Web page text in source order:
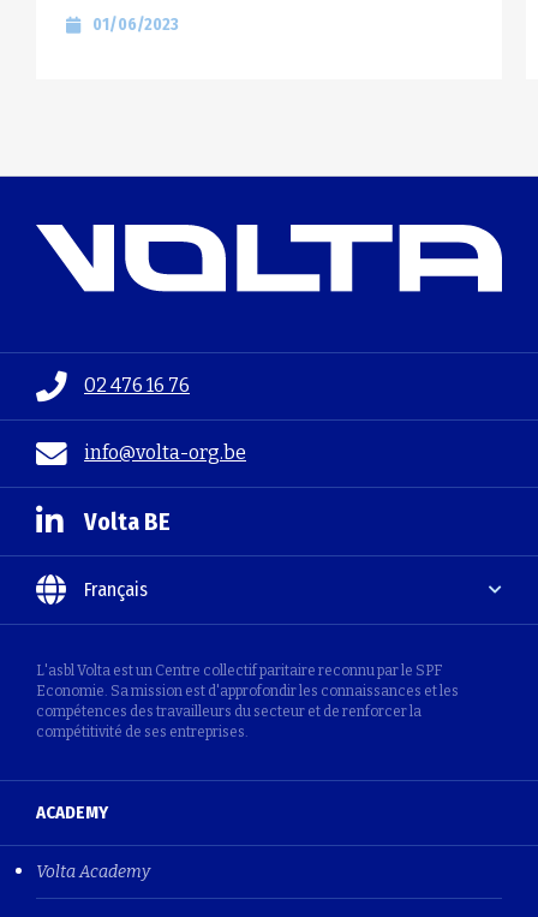
01/06/2023
02 476 16 76
info@volta-org.be
L'asbl Volta est un Centre collectif paritaire reconnu par le SPF
Economie. Sa mission est d'approfondir les connaissances et les
compétences des travailleurs du secteur et de renforcer la
compétitivité de ses entreprises.
Volta BE
Français
ACADEMY
Volta Academy